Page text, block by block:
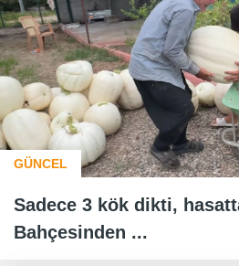
GÜNCEL
Sadece 3 kök dikti,
Bahçesinden ...